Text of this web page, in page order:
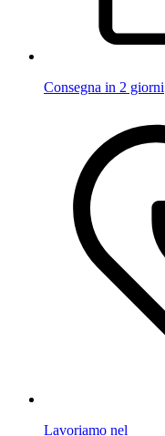
Consegna in 2 giorni
Lavoriamo nel